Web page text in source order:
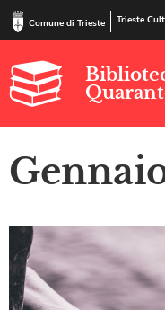
Comune di Trieste Trieste